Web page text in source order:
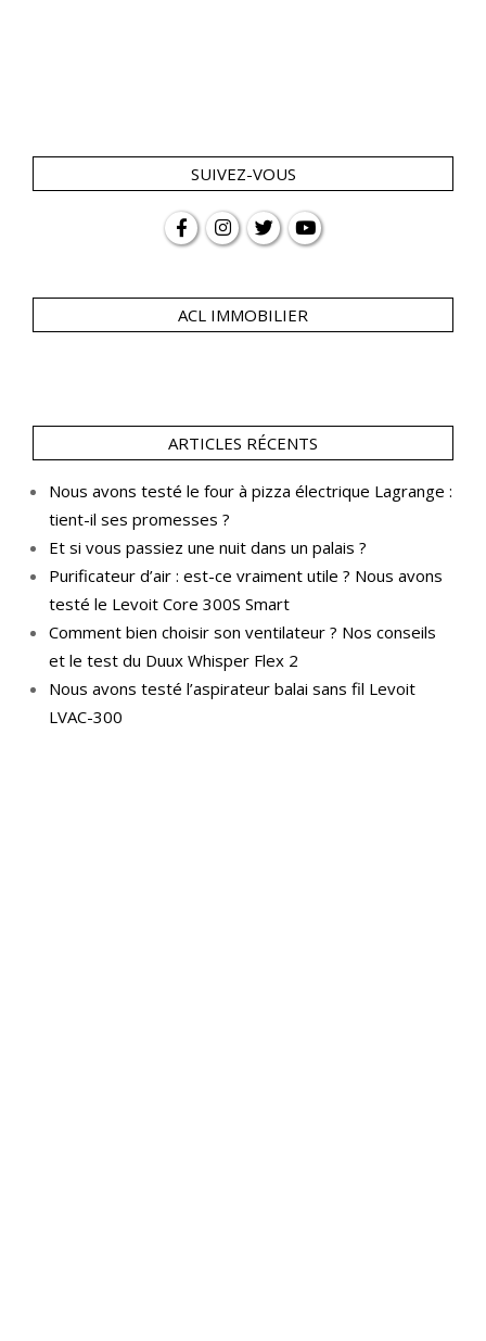
SUIVEZ-VOUS
ACL IMMOBILIER
ARTICLES RÉCENTS
Nous avons testé le four à pizza électrique Lagrange :
tient-il ses promesses ?
Et si vous passiez une nuit dans un palais ?
Purificateur d’air : est-ce vraiment utile ? Nous avons
testé le Levoit Core 300S Smart
Comment bien choisir son ventilateur ? Nos conseils
et le test du Duux Whisper Flex 2
Nous avons testé l’aspirateur balai sans fil Levoit
LVAC-300